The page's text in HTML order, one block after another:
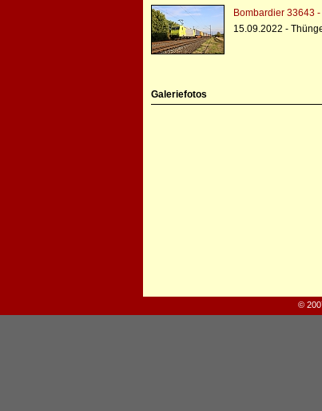
Bombardier 33643
15.09.2022 -
Galeriefotos
©